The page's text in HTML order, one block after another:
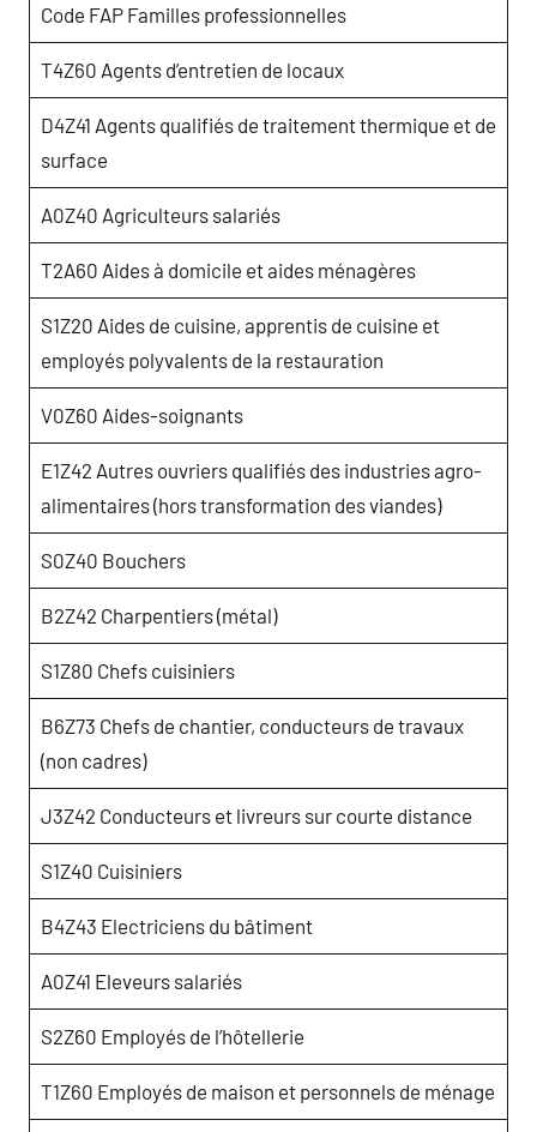
Code FAP Familles professionnelles
T4Z60 Agents d’entretien de locaux
D4Z41 Agents qualifiés de traitement thermique et de
surface
A0Z40 Agriculteurs salariés
T2A60 Aides à domicile et aides ménagères
S1Z20 Aides de cuisine, apprentis de cuisine et
employés polyvalents de la restauration
V0Z60 Aides-soignants
E1Z42 Autres ouvriers qualifiés des industries agro-
alimentaires (hors transformation des viandes)
S0Z40 Bouchers
B2Z42 Charpentiers (métal)
S1Z80 Chefs cuisiniers
B6Z73 Chefs de chantier, conducteurs de travaux
(non cadres)
J3Z42 Conducteurs et livreurs sur courte distance
S1Z40 Cuisiniers
B4Z43 Electriciens du bâtiment
A0Z41 Eleveurs salariés
S2Z60 Employés de l’hôtellerie
T1Z60 Employés de maison et personnels de ménage